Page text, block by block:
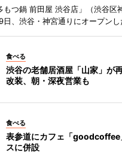
もつ鍋 前田屋 渋谷店」（渋谷
、渋谷・神宮通りにオープンし
食べる
渋谷の老舗居酒屋「山家」が
改装、朝・深夜営業も
食べる
表参道にカフェ「
スに併設